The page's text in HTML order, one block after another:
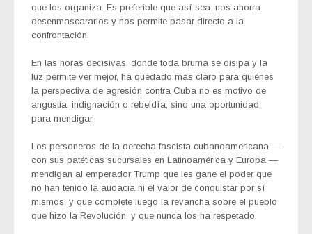
que los organiza. Es preferible que así sea: nos ahorra
desenmascararlos y nos permite pasar directo a la
confrontación.
En las horas decisivas, donde toda bruma se disipa y la
luz permite ver mejor, ha quedado más claro para quiénes
la perspectiva de agresión contra Cuba no es motivo de
angustia, indignación o rebeldía, sino una oportunidad
para mendigar.
Los personeros de la derecha fascista cubanoamericana —
con sus patéticas sucursales en Latinoamérica y Europa —
mendigan al emperador Trump que les gane el poder que
no han tenido la audacia ni el valor de conquistar por sí
mismos, y que complete luego la revancha sobre el pueblo
que hizo la Revolución, y que nunca los ha respetado.